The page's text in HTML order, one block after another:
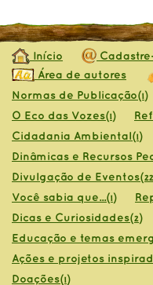
Início
Área de autores
Normas de Publicação(1)
O Eco das Vozes(1)
Cidadania Ambiental(1)
Dinâmicas e Recursos
Divulgação de Eventos
Você sabia que...(1)
Dicas e Curiosidades(2)
Educação e temas
Ações e projetos
Doações